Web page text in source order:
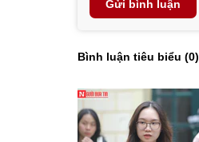
Gửi bình luận
Bình luận tiêu biểu (0)